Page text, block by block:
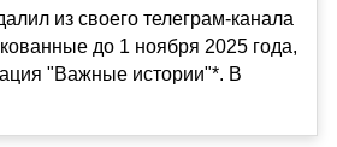
из своего телеграм-канала
до 1 ноября 2025 года,
"Важные истории"*. В